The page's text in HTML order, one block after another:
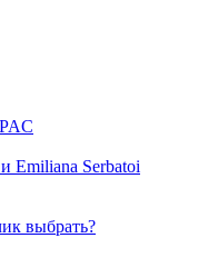
Emiliana Serbatoi
выбрать?